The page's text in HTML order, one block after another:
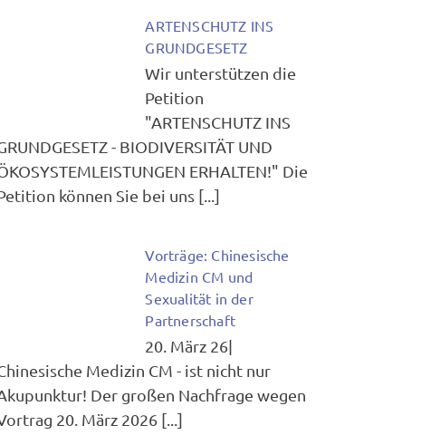
ARTENSCHUTZ INS
GRUNDGESETZ
Wir unterstützen die
Petition
"ARTENSCHUTZ INS
- BIODIVERSITÄT UND
ERHALTEN!" Die
können Sie bei uns [...]
Vorträge: Chinesische
Medizin CM und
Sexualität in der
Partnerschaft
20. März 26|
Medizin CM - ist nicht nur
Der großen Nachfrage wegen
20. März 2026 [...]